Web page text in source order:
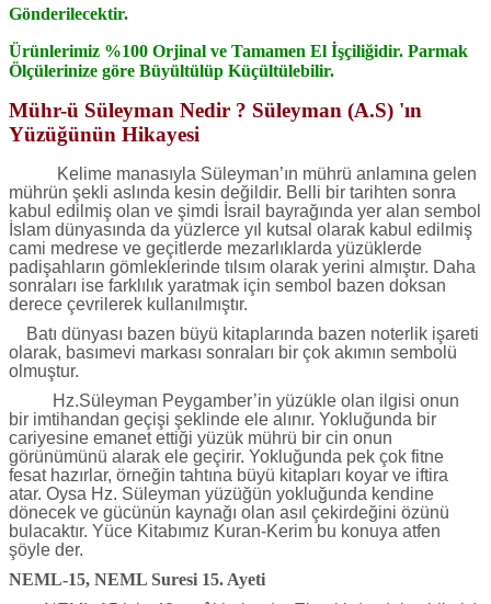
Gönderilecektir.
Ürünlerimiz %100 Orjinal ve Tamamen El İşçiliğidir. Parmak
Ölçülerinize göre Büyültülüp Küçültülebilir.
Mühr-ü Süleyman Nedir ? Süleyman (A.S) 'ın
Yüzüğünün Hikayesi
Kelime manasıyla Süleyman’ın mührü anlamına gelen
mührün şekli aslında kesin değildir. Belli bir tarihten sonra
kabul edilmiş olan ve şimdi İsrail bayrağında yer alan sembol
İslam dünyasında da yüzlerce yıl kutsal olarak kabul edilmiş
cami medrese ve geçitlerde mezarlıklarda yüzüklerde
padişahların gömleklerinde tılsım olarak yerini almıştır. Daha
sonraları ise farklılık yaratmak için sembol bazen doksan
derece çevrilerek kullanılmıştır.
Batı dünyası bazen büyü kitaplarında bazen noterlik işareti
olarak, basımevi markası sonraları bir çok akımın sembolü
olmuştur.
Hz.Süleyman Peygamber’in yüzükle olan ilgisi onun
bir imtihandan geçişi şeklinde ele alınır. Yokluğunda bir
cariyesine emanet ettiği yüzük mührü bir cin onun
görünümünü alarak ele geçirir. Yokluğunda pek çok fitne
fesat hazırlar, örneğin tahtına büyü kitapları koyar ve iftira
atar. Oysa Hz. Süleyman yüzüğün yokluğunda kendine
dönecek ve gücünün kaynağı olan asıl çekirdeğini özünü
bulacaktır. Yüce Kitabımız Kuran-Kerim bu konuya atfen
şöyle der.
NEML-15, NEML Suresi 15. Ayeti